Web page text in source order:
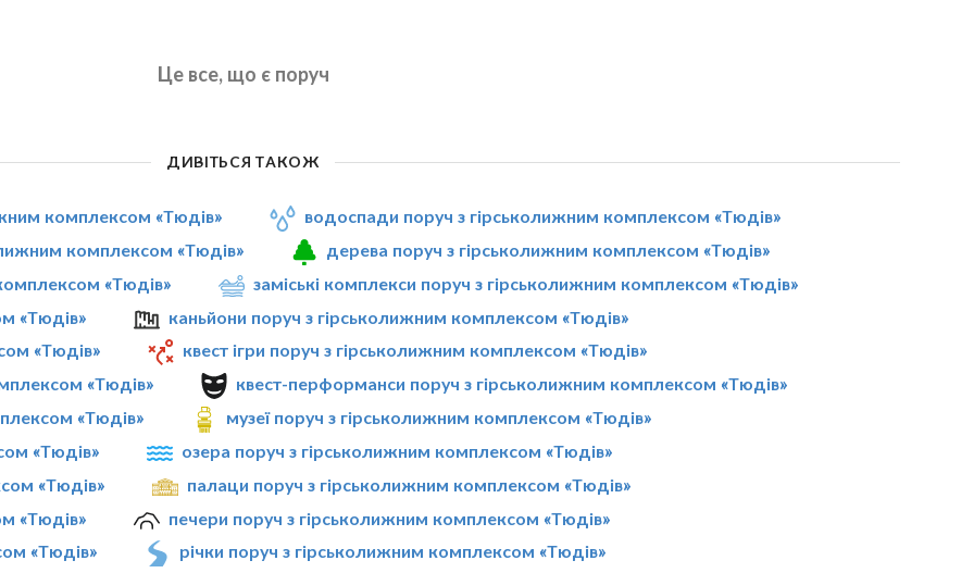
Це все, що є поруч
ДИВІТЬСЯ ТАКОЖ
комплексом «Тюдів»
водоспади поруч з гірськолижним комплексом «Тюдів»
комплексом «Тюдів»
дерева поруч з гірськолижним комплексом «Тюдів»
«Тюдів»
заміські комплекси поруч з гірськолижним комплексом «Тюдів»
«Тюдів»
каньйони поруч з гірськолижним комплексом «Тюдів»
«Тюдів»
квест ігри поруч з гірськолижним комплексом «Тюдів»
«Тюдів»
квест-перформанси поруч з гірськолижним комплексом «Тюдів»
«Тюдів»
музеї поруч з гірськолижним комплексом «Тюдів»
«Тюдів»
озера поруч з гірськолижним комплексом «Тюдів»
«Тюдів»
палаци поруч з гірськолижним комплексом «Тюдів»
«Тюдів»
печери поруч з гірськолижним комплексом «Тюдів»
«Тюдів»
річки поруч з гірськолижним комплексом «Тюдів»